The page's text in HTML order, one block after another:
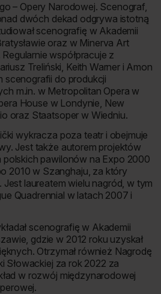
– Opery Narodowej. Scenograf,
dwóch dekad odgrywa istotną
scenografię w Akademii
oraz w Minerva Art
współpracuje z
Treliński, Keith Warner i Amon
scenografii do produkcji
m.in. w Metropolitan Opera w
House w Londynie, New
oraz Staatsoper w Wiedniu.
wykracza poza teatr i obejmuje
Jest także autorem projektów
pawilonów na Expo 2000
2010 w Szanghaju, za który
Jest laureatem wielu nagród, w tym
Quadrennial w latach 2007 i
scenografię w Akademii
gdzie w 2012 roku uzyskał
Otrzymał również Nagrodę
Słowackiej za rok 2022 za
w rozwój międzynarodowej